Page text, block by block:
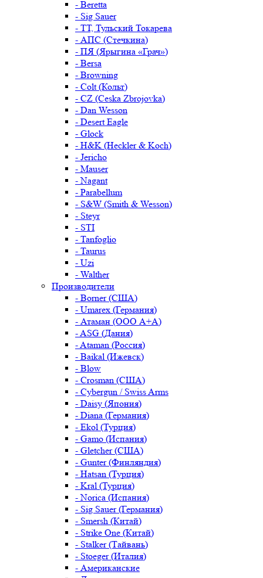
- Beretta
- Sig Sauer
- ТТ, Тульский Токарева
- АПС (Стечкина)
- ПЯ (Ярыгина «Грач»)
- Bersa
- Browning
- Colt (Кольт)
- CZ (Ceska Zbrojovka)
- Dan Wesson
- Desert Eagle
- Glock
- H&K (Heckler & Koch)
- Jericho
- Mauser
- Nagant
- Parabellum
- S&W (Smith & Wesson)
- Steyr
- STI
- Tanfoglio
- Taurus
- Uzi
- Walther
Производители
- Borner (США)
- Umarex (Германия)
- Атаман (ООО А+А)
- ASG (Дания)
- Ataman (Россия)
- Baikal (Ижевск)
- Blow
- Crosman (США)
- Cybergun / Swiss Arms
- Daisy (Япония)
- Diana (Германия)
- Ekol (Турция)
- Gamo (Испания)
- Gletcher (США)
- Gunter (Финляндия)
- Hatsan (Турция)
- Kral (Турция)
- Norica (Испания)
- Sig Sauer (Германия)
- Smersh (Китай)
- Strike One (Китай)
- Stalker (Тайвань)
- Stoeger (Италия)
- Американские